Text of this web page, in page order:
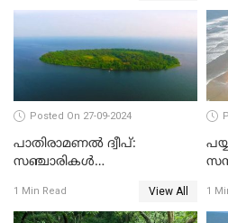
തീരദേശ ജല ഗുണനിലവാര
സൂചികയില്‍ ഒന്നാമത്
Posted On 27-09-2024
പാതിരാമണൽ ദ്വീപ്:
സഞ്ചാരികൾ
കാര്യങ്ങൾ
1 Min Read View All 1